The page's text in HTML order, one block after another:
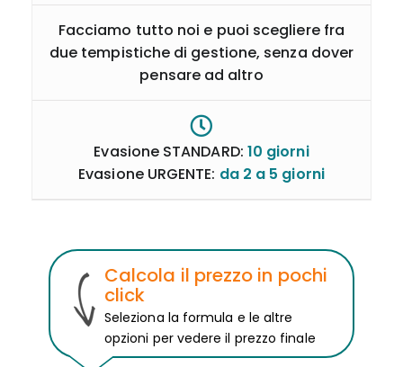
Facciamo tutto noi e puoi scegliere fra
due tempistiche di gestione, senza dover
pensare ad altro
Evasione STANDARD: 10 giorni
Evasione URGENTE: da 2 a 5 giorni
Calcola il prezzo in pochi
click
Seleziona la formula e le altre
opzioni per vedere il prezzo finale